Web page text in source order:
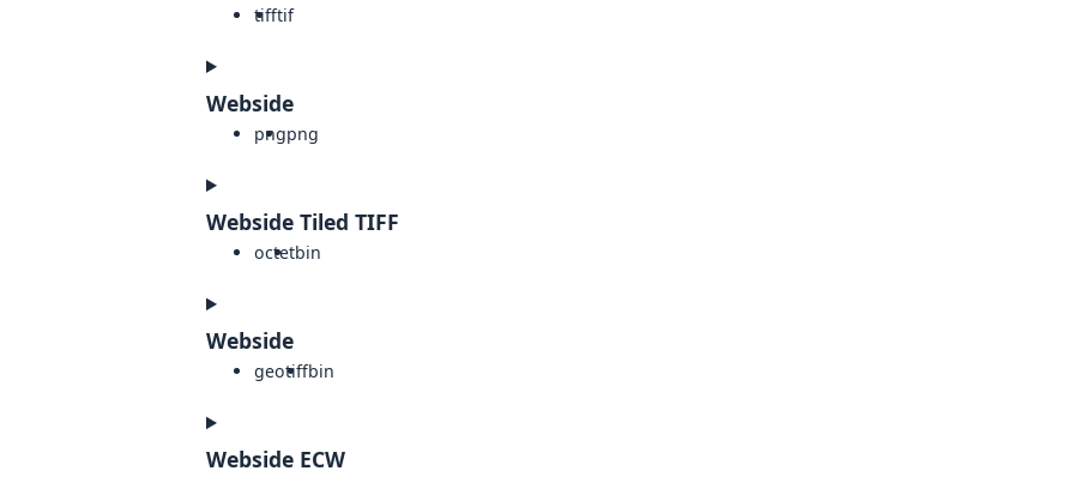
tifftif
Webside
pngpng
Webside Tiled TIFF
octetbin
Webside
geotiffbin
Webside ECW